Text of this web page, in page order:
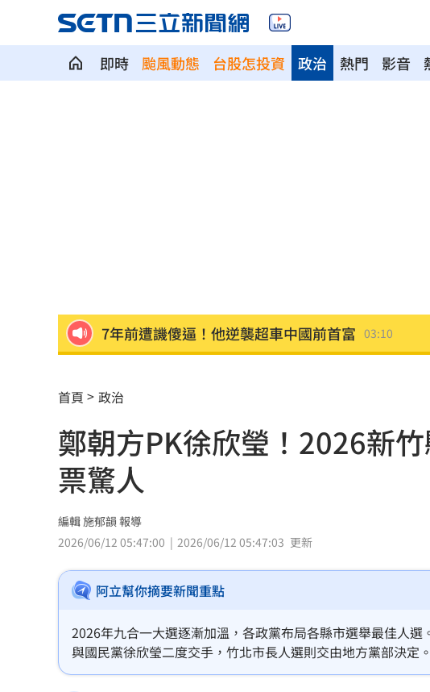
即時 颱風動態 台股怎投資 熱門 影音
政治
7年前遭譏傻逼！他逆襲超車中國前首富 03:10
記憶體產能全被大廠包下 驚人漲價潮來襲
北美訂單補爆 聯發科小金雞EPS至27.12元 02:30
AI和你讀的不同！實測《時代》驚揭1真相
這大廠三支柱到位 全年EPS上看5.68元
慈濟買BNT被詐10億！藍昔嗆擋疫苗網朝聖
它躋身美禁令受惠者 上半年EPS衝2.58元
高溫重創雞蛋產量 最快要等到9月才回穩 01:26
首頁 政治
鄭朝方PK徐欣瑩！2026新
票驚人
編輯 施郁韻 報導
2026/06/12 05:47:00
2026/06/12 05:47:03 更新
阿立幫你摘要新聞重點
2026年九合一大選逐漸加溫，各政黨布局各縣市選舉最佳人
與國民黨徐欣瑩二度交手，竹北市長人選則交由地方黨部決
誰當選下屆新竹縣長，已吸引2300人參加，結果曝光。